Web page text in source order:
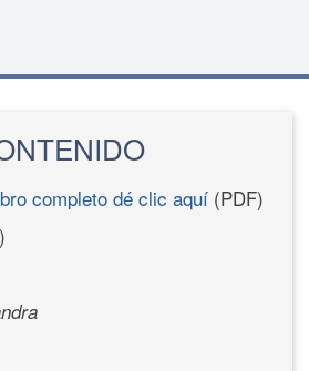
completo dé clic aquí (PDF)